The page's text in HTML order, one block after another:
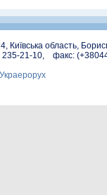
Київська область,
235-21-10, факс: